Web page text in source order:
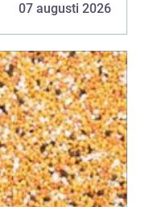
07 augusti 2026